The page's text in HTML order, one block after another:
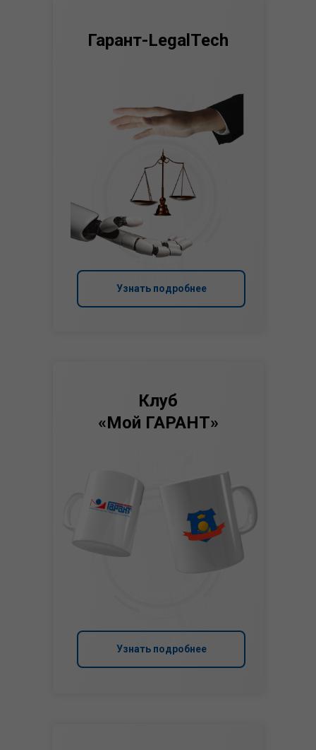
Узнать подробнее
Клуб
«Мой ГАРАНТ»
Узнать подробнее
Гарант-LegalTech